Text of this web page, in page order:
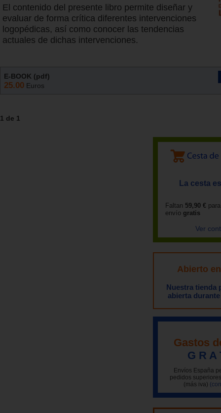
El contenido del presente libro permite diseñar y
evaluar de forma crítica diferentes intervenciones
logopédicas, así como conocer las tendencias
actuales de dichas intervenciones.
E-BOOK (pdf)
25.00 Euros
1 de 1
La cesta
Faltan 59,90 €
envío gratis
Ver
Abierto
Nuestra tienda
abierta
Gastos
G R A
Envíos España
pedidos
(más iva)